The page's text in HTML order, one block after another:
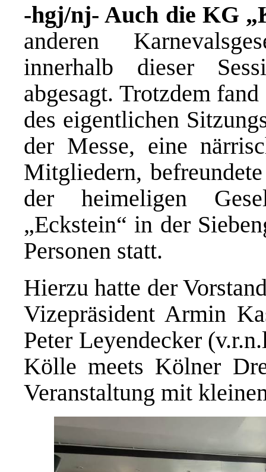
-hgj/nj- Auch die KG
anderen
innerhalb dieser
abgesagt. Trotzdem
des eigentlichen
der Messe, eine
Mitgliedern,
der heimeligen
„Eckstein“ in der
Personen statt.
Hierzu hatte der
Vizepräsident Armin
Peter Leyendecker
Kölle meets Kölner
Veranstaltung mit